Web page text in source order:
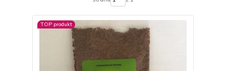
TOP produkt